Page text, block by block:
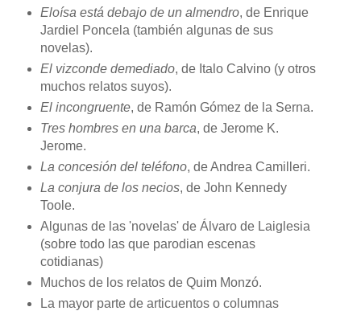
Eloísa está debajo de un almendro, de Enrique
Jardiel Poncela (también algunas de sus
novelas).
El vizconde demediado, de Italo Calvino (y otros
muchos relatos suyos).
El incongruente, de Ramón Gómez de la Serna.
Tres hombres en una barca, de Jerome K.
Jerome.
La concesión del teléfono, de Andrea Camilleri.
La conjura de los necios, de John Kennedy
Toole.
Algunas de las 'novelas' de Álvaro de Laiglesia
(sobre todo las que parodian escenas
cotidianas)
Muchos de los relatos de Quim Monzó.
La mayor parte de articuentos o columnas